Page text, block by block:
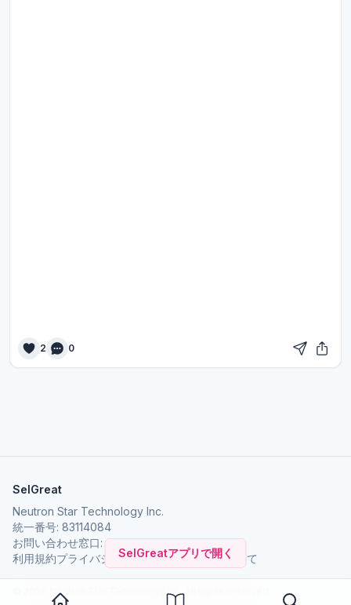
SelGreatアプリで開く
2 0
SelGreat
Neutron Star Technology Inc.
統一番号: 83114084
お問い合わせ窓口:neutronstar.ai@gmail.com
利用規約プライバシーポリシーSelGreat について
© 2026 Neutron Star Technology Inc. All rights reserved.